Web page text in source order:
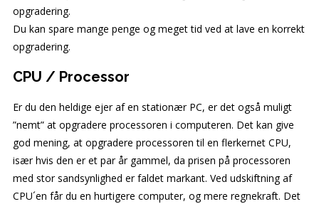
opgradering.
Du kan spare mange penge og meget tid ved at lave en korrekt
opgradering.
CPU / Processor
Er du den heldige ejer af en stationær PC, er det også muligt
”nemt” at opgradere processoren i computeren. Det kan give
god mening, at opgradere processoren til en flerkernet CPU,
især hvis den er et par år gammel, da prisen på processoren
med stor sandsynlighed er faldet markant. Ved udskiftning af
CPU´en får du en hurtigere computer, og mere regnekraft. Det